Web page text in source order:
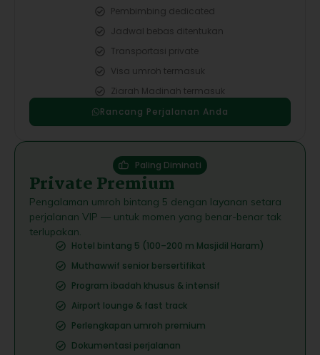
Pembimbing dedicated
Jadwal bebas ditentukan
Transportasi private
Visa umroh termasuk
Ziarah Madinah termasuk
Rancang Perjalanan Anda
Paling Diminati
Private Premium
Pengalaman umroh bintang 5 dengan layanan setara
perjalanan VIP — untuk momen yang benar-benar tak
terlupakan.
Hotel bintang 5 (100–200 m Masjidil Haram)
Muthawwif senior bersertifikat
Program ibadah khusus & intensif
Airport lounge & fast track
Perlengkapan umroh premium
Dokumentasi perjalanan